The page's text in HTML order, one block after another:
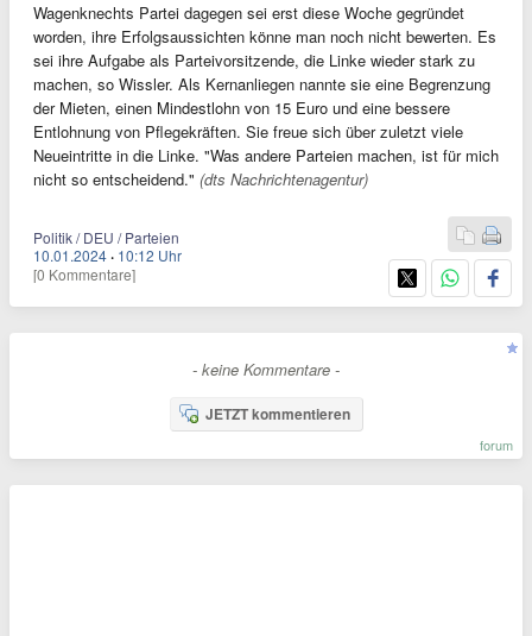
Wagenknechts Partei dagegen sei erst diese Woche gegründet
worden, ihre Erfolgsaussichten könne man noch nicht bewerten. Es
sei ihre Aufgabe als Parteivorsitzende, die Linke wieder stark zu
machen, so Wissler. Als Kernanliegen nannte sie eine Begrenzung
der Mieten, einen Mindestlohn von 15 Euro und eine bessere
Entlohnung von Pflegekräften. Sie freue sich über zuletzt viele
Neueintritte in die Linke. "Was andere Parteien machen, ist für mich
nicht so entscheidend." (dts Nachrichtenagentur)
Politik / DEU / Parteien
10.01.2024 · 10:12 Uhr
[0 Kommentare]
- keine Kommentare -
JETZT kommentieren
forum